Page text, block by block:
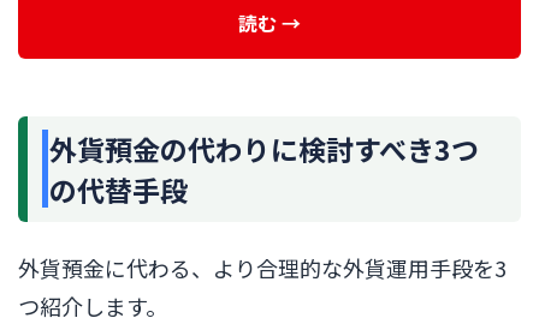
読む →
外貨預金の代わりに検討すべき3つ
の代替手段
外貨預金に代わる、より合理的な外貨運用手段を3
つ紹介します。